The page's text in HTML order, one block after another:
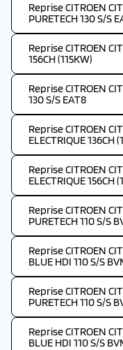
Reprise CITROEN
PURETECH 130 S/S
Reprise CITROEN
156CH (115KW)
Reprise CITROEN
130 S/S EAT8
Reprise CITROEN
ELECTRIQUE 136CH
Reprise CITROEN
ELECTRIQUE 156CH
Reprise CITROEN
PURETECH 110 S/S
Reprise CITROEN
BLUE HDI 110 S/S
Reprise CITROEN
PURETECH 110 S/S
Reprise CITROEN
BLUE HDI 110 S/S